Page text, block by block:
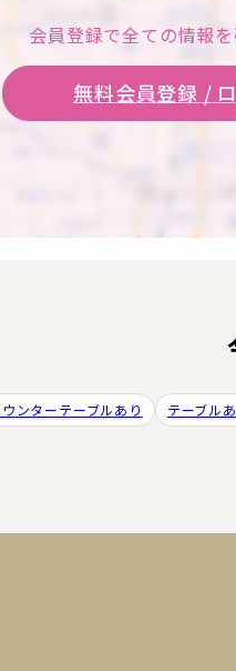
会員登録で全ての情報
無料会員登録 /
ンターテーブルあり テーブル